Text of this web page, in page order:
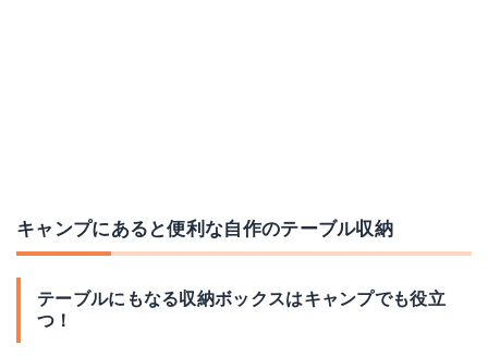
キャンプにあると便利な自作のテーブル収納
テーブルにもなる収納ボックスはキャンプでも役立
つ！